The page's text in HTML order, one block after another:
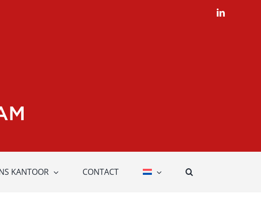
LinkedIn
KANTOOR CONTACT